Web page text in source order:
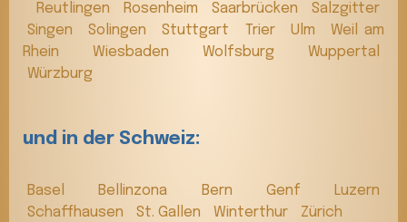
Reutlingen
Rosenheim Saarbrücken
Salzgitter
Singen
Solingen Stuttgart Trier Ulm
Weil am
Rhein
Wiesbaden Wolfsburg
Wuppertal
Würzburg
und in der Schweiz:
Basel Bellinzona Bern Genf
Luzern
Schaffhausen
St. Gallen Winterthur Zürich